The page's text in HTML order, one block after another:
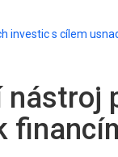
investic s cílem